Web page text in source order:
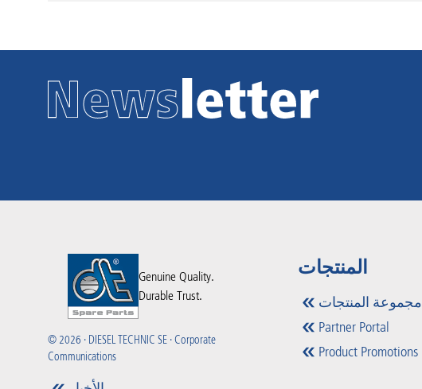
Genuine Quality.
Durable Trust.
© 2026 · DIESEL TECHNIC SE · Corporate
Communications
المنتجات
مجموعة المنتجات
Partner Portal
Product Promotions